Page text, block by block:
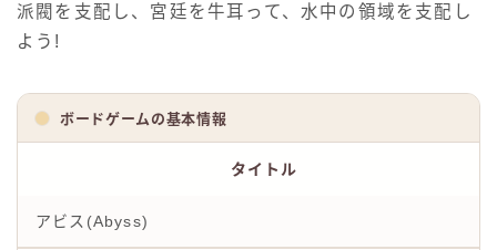
派閥を支配し、宮廷を牛耳って、水中の領域を支配し
よう!
ボードゲームの基本情報
タイトル
アビス(Abyss)